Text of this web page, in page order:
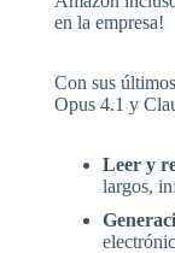
en la empresa!
Con sus
Opus 4.1 y
Leer y
largos,